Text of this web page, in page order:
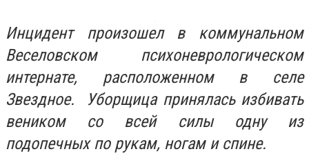
Инцидент произошел в коммунальном
Веселовском психоневрологическом
интернате, расположенном в селе
Звездное. Уборщица принялась избивать
веником со всей силы одну из
подопечных по рукам, ногам и спине.